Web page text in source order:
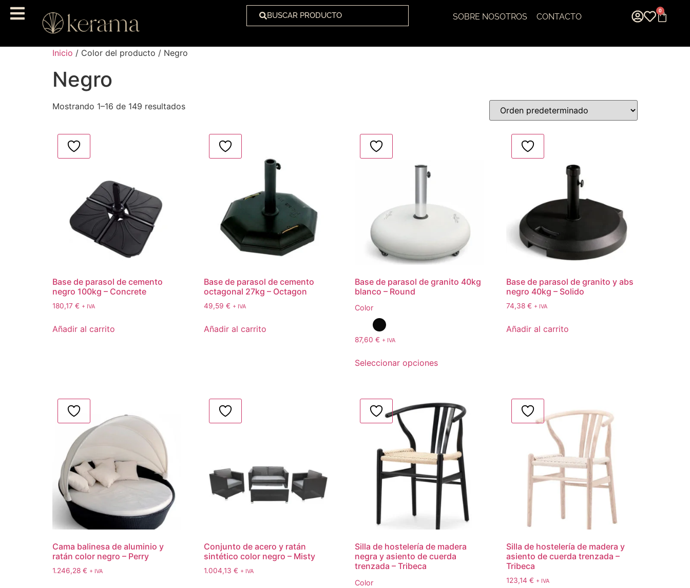
BUSCAR PRODUCTO SOBRE NOSOTROS CONTACTO
0
Inicio / Color del producto / Negro
Negro
Mostrando 1–16 de 149 resultados
Base de parasol de cemento
negro 100kg – Concrete
180,17 € + IVA
Añadir al carrito
Base de parasol de cemento
octagonal 27kg – Octagon
49,59 € + IVA
Añadir al carrito
Base de parasol de granito 40kg
blanco – Round
Color
87,60€ + IVA
Seleccionar opciones
Base de parasol de granito y abs
negro 40kg – Solido
74,38€ + IVA
Añadir al carrito
Cama balinesa de aluminio y
ratán color negro – Perry
1.246,28 € + IVA
Conjunto de acero y ratán
sintético color negro – Misty
1.004,13 € + IVA
Silla de hostelería de madera
negra y asiento de cuerda
trenzada – Tribeca
Color
Silla de hostelería de madera y
asiento de cuerda trenzada –
Tribeca
123,14€ + IVA